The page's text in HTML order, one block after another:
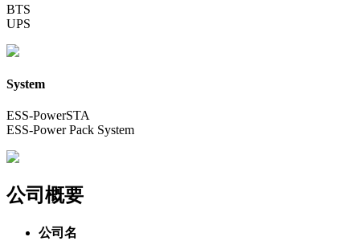
BTS
UPS
System
ESS-PowerSTA
ESS-Power Pack System
公司概要
公司名